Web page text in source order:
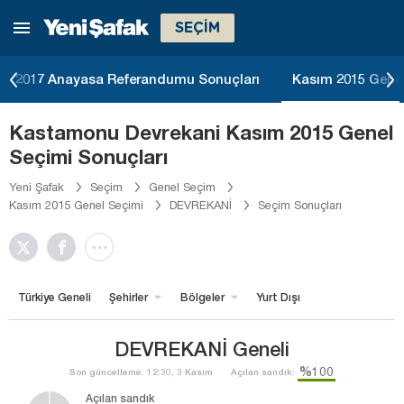
SEÇİM
2017 Anayasa Referandumu Sonuçları Kasım 2015
Kastamonu Devrekani Kasım 2015 Genel
Seçimi Sonuçları
Yeni Şafak Seçim
Genel Seçim
Kasım 2015 Genel Seçimi
DEVREKANİ Seçim Sonuçları
Türkiye Geneli Şehirler Bölgeler Yurt Dışı
DEVREKANİ Geneli
Son güncelleme: 12:30, 3 Kasım Açılan sandık: %100
Açılan sandık